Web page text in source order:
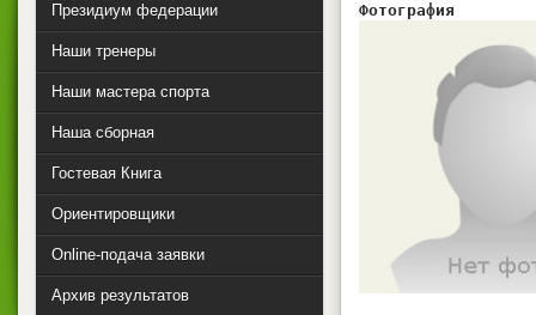
Фотография
Президиум федерации
Наши тренеры
Наши мастера спорта
Наша сборная
Гостевая Книга
Ориентировщики
Online-подача заявки
Архив результатов